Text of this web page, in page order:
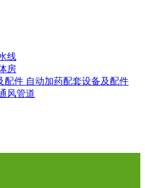
线
房
自动加药配套设备及配件
风管道